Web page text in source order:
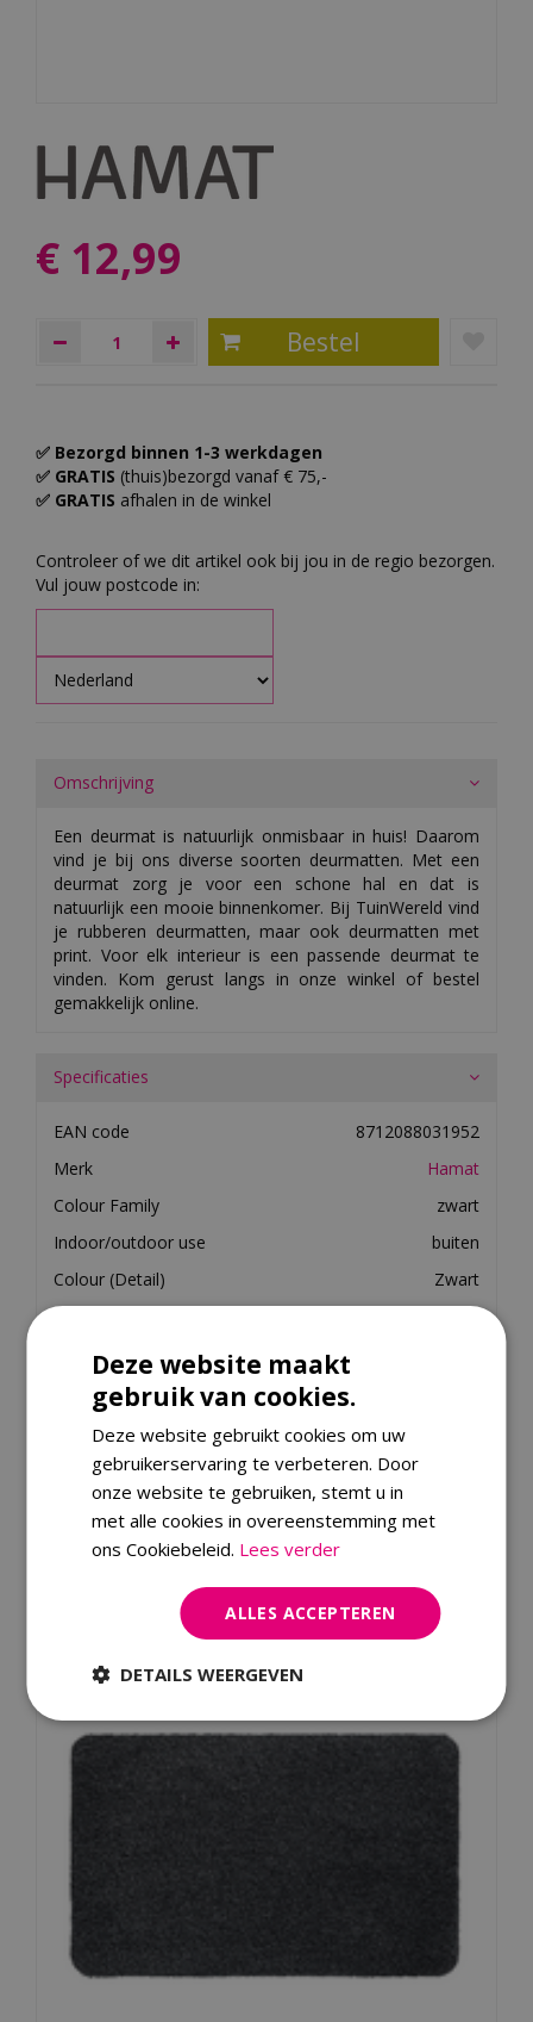
€ 12,99
✅ Bezorgd binnen 1-3 werkdagen
✅ GRATIS (thuis)bezorgd vanaf € 75,-
✅ GRATIS afhalen in de winkel
Controleer of we dit artikel ook bij jou in de regio bezorgen.
Vul jouw postcode in:
Omschrijving
Een deurmat is natuurlijk onmisbaar in huis! Daarom
vind je bij ons diverse soorten deurmatten. Met een
deurmat zorg je voor een schone hal en dat is
natuurlijk een mooie binnenkomer. Bij TuinWereld vind
je rubberen deurmatten, maar ook deurmatten met
print. Voor elk interieur is een passende deurmat te
vinden. Kom gerust langs in onze winkel of bestel
gemakkelijk online.
Specificaties
EAN code
8712088031952
Merk
Hamat
Colour Family
zwart
Indoor/outdoor use
buiten
Colour (Detail)
Zwart
Anti-Slip Indicator
Type of Doormat
Dit product kopen
Kijk ook eens naar:
Deze website maakt
gebruik van cookies.
Deze website gebruikt cookies om uw
gebruikerservaring te verbeteren. Door
onze website te gebruiken, stemt u in
met alle cookies in overeenstemming met
ons Cookiebeleid. Lees verder
ALLES ACCEPTEREN
DETAILS WEERGEVEN